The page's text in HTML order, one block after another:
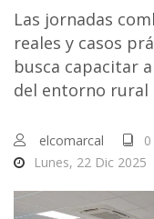
Las jornadas
reales y casos
busca capacitar
del entorno rural
elcomarcal
Lunes, 22 Dic 2025